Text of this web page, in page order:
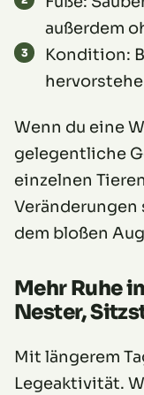
außerdem
Kondition:
Wenn du eine
gelegentliche
einzelnen
Veränderungen
dem bloßen
Mehr Ruhe
Nester,
Mit längerem
Legeaktivität.